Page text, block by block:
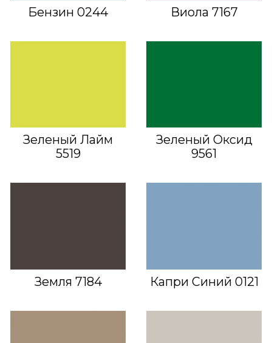
Бензин 0244 Виола 7167
Зеленый Лайм
5519
Зеленый Оксид
9561
Земля 7184 Капри Синий 0121